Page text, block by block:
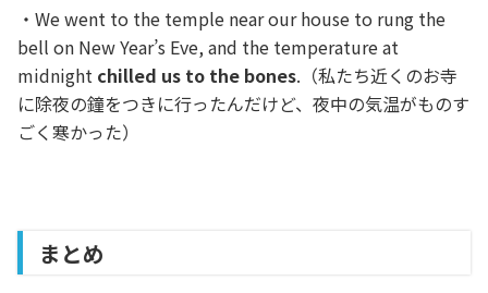
・We went to the temple near our house to rung the
bell on New Year’s Eve, and the temperature at
midnight chilled us to the bones.（私たち近くのお寺
に除夜の鐘をつきに行ったんだけど、夜中の気温がものす
ごく寒かった）
まとめ